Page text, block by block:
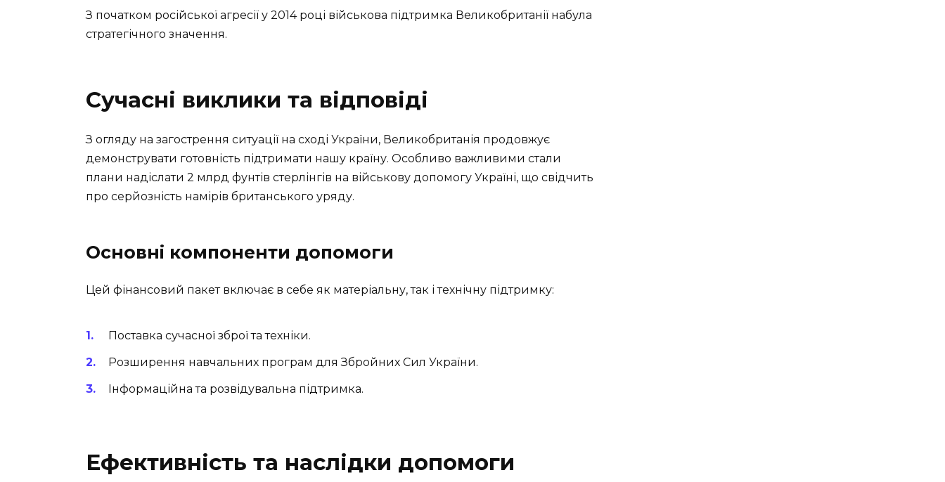
З початком російської агресії у 2014 році військова підтримка Великобританії набула
стратегічного значення.
Сучасні виклики та відповіді
З огляду на загострення ситуації на сході України, Великобританія продовжує
демонструвати готовність підтримати нашу країну. Особливо важливими стали
плани надіслати 2 млрд фунтів стерлінгів на військову допомогу Україні, що свідчить
про серйозність намірів британського уряду.
Основні компоненти допомоги
Цей фінансовий пакет включає в себе як матеріальну, так і технічну підтримку:
Поставка сучасної зброї та техніки.
Розширення навчальних програм для Збройних Сил України.
Інформаційна та розвідувальна підтримка.
Ефективність та наслідки допомоги